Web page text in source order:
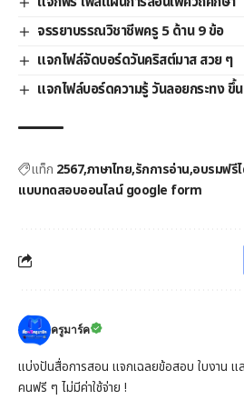
จรรยาบรรณวิชาชีพครู 5 ด้าน 9 ข้อ
แจกไฟล์จัดบอร์ดวันคริสต์มาส สวย ๆ
แจกไฟล์บอร์ดความรู้ วันลอยกระทง ขึ้
แท็ก 2567ภาษาไทย รักการอ่าน อบรมฟรี
แบบทดสอบออนไลน์ google form
ครูมาร์ค
แบ่งปันสื่อการสอน แจกเฉลยข้อสอบ ใบงาน แ
คนฟรี ๆ ไม่มีค่าใช้จ่าย !